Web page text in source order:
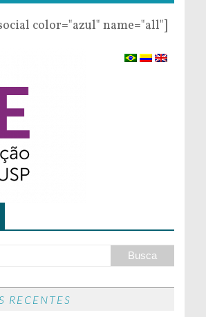
color="azul" name="all"]
RECENTES